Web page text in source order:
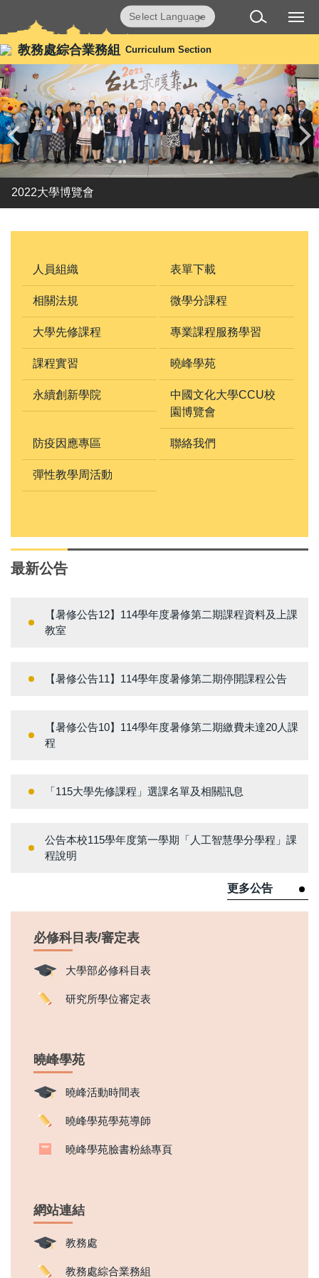
到
主
要
內
容
區
教務處綜合業務組 Curriculum Section
Translate
2022大學博覽會
人員組織 表單下載
相關法規 微學分課程
大學先修課程 專業課程服務學習
課程實習 曉峰學苑
永續創新學院
中國文化大學CCU校
園博覽會
防疫因應專區 聯絡我們
彈性教學周活動
最新公告
【暑修公告12】114學年度暑修第二期課程資料及上課
教室
【暑修公告11】114學年度暑修第二期停開課程公告
【暑修公告10】114學年度暑修第二期繳費未達20人課
程
「115大學先修課程」選課名單及相關訊息
公告本校115學年度第一學期「人工智慧學分學程」課
程說明
更多公告
必修科目表/審定表
大學部必修科目表
研究所學位審定表
曉峰學苑
曉峰活動時間表
曉峰學苑學苑導師
曉峰學苑臉書粉絲專頁
網站連結
教務處
教務處綜合業務組